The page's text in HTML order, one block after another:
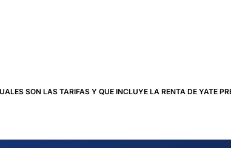
SON LAS TARIFAS Y QUE INCLUYE LA RENTA DE YATE